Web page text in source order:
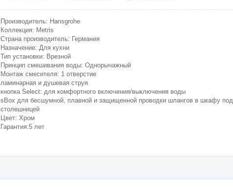
Производитель: Hansgrohe
Коллекция: Metris
Cтрана производитель: Германия
Назначение: Для кухни
Тип установки: Врезной
Принцип смешивания воды: Однорычажный
Монтаж смесителя: 1 отверстие
ламинарная и душевая струя
кнопка Select: для комфортного включения/выключения воды
sBox для бесшумной, плавной и защищенной проводки шлангов в шкафу под
столешницей
Цвет: Хром
Гарантия:5 лет